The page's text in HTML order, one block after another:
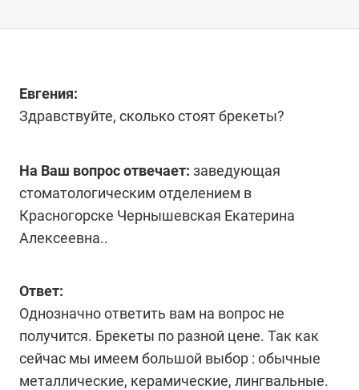
Евгения:
Здравствуйте, сколько стоят брекеты?
На Ваш вопрос отвечает: заведующая
стоматологическим отделением в
Красногорске Чернышевская Екатерина
Алексеевна..
Ответ:
Однозначно ответить вам на вопрос не
получится. Брекеты по разной цене. Так как
сейчас мы имеем большой выбор : обычные
металлические, керамические, лингвальные.